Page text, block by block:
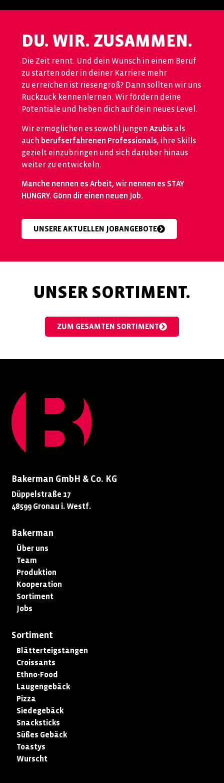
DU. WIR. ZUSAMMEN.
Die Zeit rennt. Und dein Wunsch in einem Beruf
zu starten oder in deiner Karriere mehr
zu erreichen ist riesengroß? Dann sollten wir uns
Ruckzuck kennenlernen. Wir fördern deine
Potentiale und heben dich auf dein neues Level.
Wir ermöglichen es sowohl jungen Azubis als
auch berufserfahrenen Professionals, ihre Skills
gezielt einzubringen und sich darüber hinaus
weiter zu entwickeln.
Manche nennen es Arbeit, wir nennen es STAY
HUNGRY. Gönn dir einen neuen Job.
UNSERE AKTUELLEN JOBANGEBOTE
UNSER SORTIMENT.
ZUM GESAMTEN SORTIMENT
Bakerman GmbH & Co. KG
Düppelstraße 17
48599 Gronau i. Westf.
Bakerman
Über uns
Team
Produktion
Kooperation
Sortiment
Jobs
Sortiment
Blätterteigstangen
Croissants
Ethno-Food
Laugengebäck
Pizza
Siedegebäck
Snacksticks
Süßes Gebäck
Toastys
Wurscht